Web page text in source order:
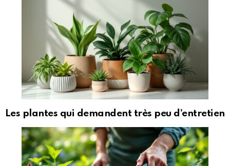
Les plantes qui demandent très peu d’entretien